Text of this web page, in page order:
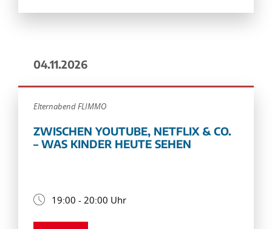
04.11.2026
Elternabend FLIMMO
ZWISCHEN YOUTUBE, NETFLIX & CO.
– WAS KINDER HEUTE SEHEN
19:00 - 20:00 Uhr